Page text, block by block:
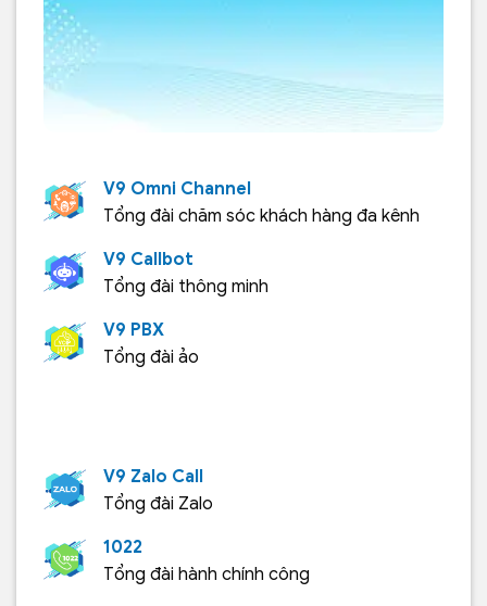
V9 Omni Channel
Tổng đài chăm sóc khách hàng đa kênh
V9 Callbot
Tổng đài thông minh
V9 PBX
Tổng đài ảo
V9 Zalo Call
Tổng đài Zalo
1022
Tổng đài hành chính công